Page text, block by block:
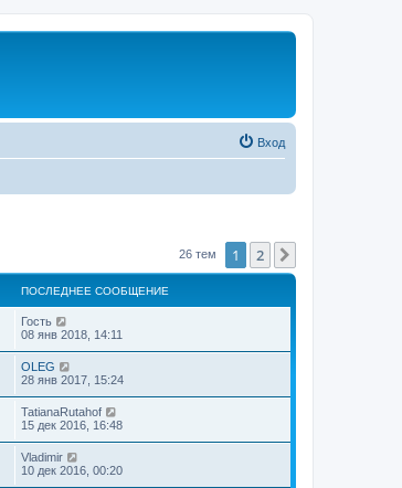
Вход
26 тем 1 2
ПОСЛЕДНЕЕ СООБЩЕНИЕ
Гость
08 янв 2018, 14:11
OLEG
28 янв 2017, 15:24
TatianaRutahof
15 дек 2016, 16:48
Vladimir
10 дек 2016, 00:20